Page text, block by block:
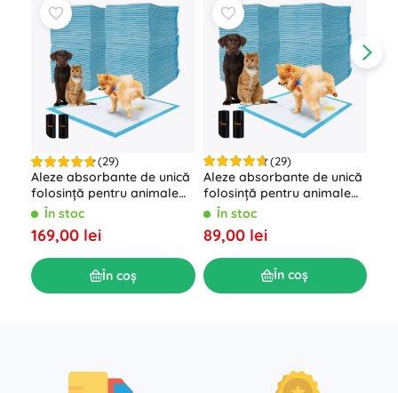
(29)
Aleze absorbante de unică
folosință pentru animale
de companie PURLOV –
60x90cm, 100 bucăți
În stoc
169,00 lei
În coș
(29)
Aleze absorbante de unică
folosință pentru animale
de companie PURLOV –
În stoc
89,00 lei
În coș